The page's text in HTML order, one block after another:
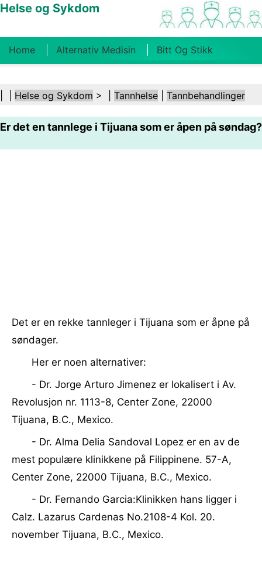
Helse og Sykdom
Home Alternativ Medisin Bitt Og Stikk
Kosthold Og Ernæring Familiehelse
Helsebransjen Psykisk Helse Folkehelse Og
Sikkerhet Kirurgi Og Prosedyrer Helse
Helse og Sykdom > | Tannhelse Tannbehandlinger
Er det en tannlege i Tijuana som er åpen på søndag?
Det er en rekke tannleger i Tijuana som er åpne på
søndager.
Her er noen alternativer:
- Dr. Jorge Arturo Jimenez er lokalisert i Av.
Revolusjon nr. 1113-8, Center Zone, 22000
Tijuana, B.C., Mexico.
- Dr. Alma Delia Sandoval Lopez er en av de
mest populære klinikkene på Filippinene. 57-A,
Center Zone, 22000 Tijuana, B.C., Mexico.
- Dr. Fernando Garcia:Klinikken hans ligger i
Calz. Lazarus Cardenas No.2108-4 Kol. 20.
november Tijuana, B.C., Mexico.